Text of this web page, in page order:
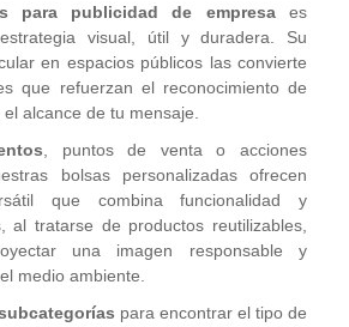
para publicidad de empresaes
visual, útil y duradera. Su
en espacios públicos las convierte
que refuerzan el reconocimiento de
alcance de tu mensaje.
, puntos de venta o acciones
bolsas personalizadas ofrecen
que combina funcionalidad y
al tratarse de productos reutilizables,
una imagen responsable y
medio ambiente.
para encontrar el tipo de